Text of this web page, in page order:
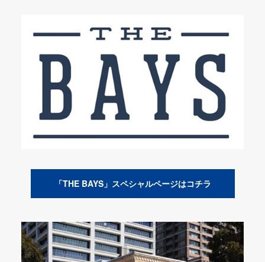
「THE BAYS」スペシャルページはコチラ